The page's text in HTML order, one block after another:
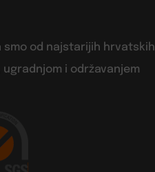
smo od najstarijih hrvatskih
i održavanjem